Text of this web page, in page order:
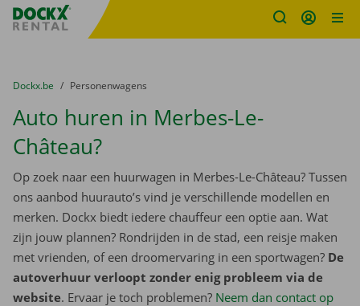
Fratello DEMO
U bevindt zich hier:
van
Dockx.be naar
Personenwagens
Auto huren in Merbes-Le-
Château?
Op zoek naar een huurwagen in Merbes-Le-Château? Tussen
ons aanbod huurauto’s vind je verschillende modellen en
merken. Dockx biedt iedere chauffeur een optie aan. Wat
zijn jouw plannen? Rondrijden in de stad, een reisje maken
met vrienden, of een droomervaring in een sportwagen? De
autoverhuur verloopt zonder enig probleem via de
website. Ervaar je toch problemen? Neem dan contact op